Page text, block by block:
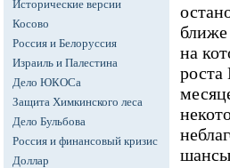
Исторические версии
Косово
Россия и Белоруссия
Израиль и Палестина
Дело ЮКОСа
Защита Химкинского леса
Дело Бульбова
Россия и финансовый кризис
Доллар
на
роста